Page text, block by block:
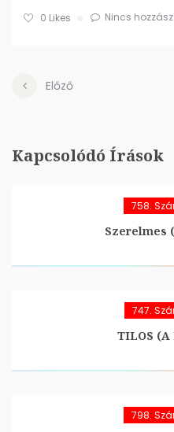
0 Likes Nincs
Előző
Kapcsolódó Írások
758.
Szerelmes
747.
TILOS
798.